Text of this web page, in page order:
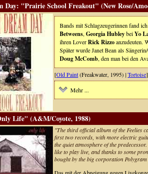
Day: "Prairie School Freakout" (New Rose/
Bands mit Schlagzeugerinnen fand
Betweens, Georgia HubleybeiYo
ihren LoverRick Rizzoanzudeuten.
Später wurde Janet Bean als
Doug McComb, den man bei den
[Old Paint(Freakwater, 1995) |Tortoise]
Mehr ...
Life" (A&M/Coyote, 1988)
"The third official album of the Feelies
first two records, with more electric
the quiet atmosphere of the
like to play live, and thanks to some
bought by the big corporation